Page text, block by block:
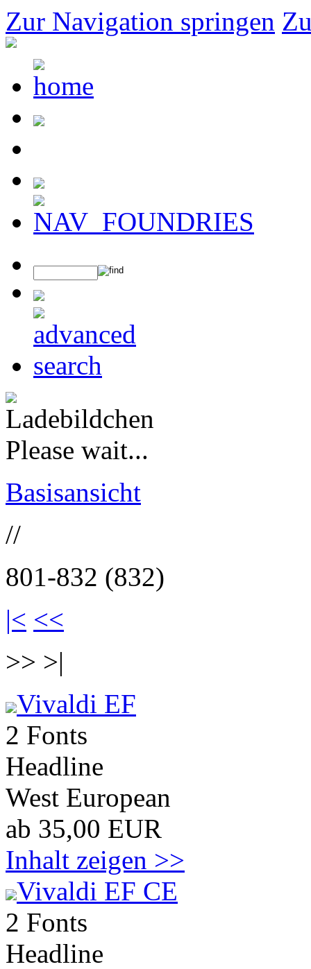
Zur Navigation springen
Please wait...
Basisansicht
//
801-832 (832)
|< <<
>> >|
Vivaldi EF
2 Fonts
Headline
West European
ab 35,00 EUR
Inhalt zeigen >>
Vivaldi EF CE
2 Fonts
Headline